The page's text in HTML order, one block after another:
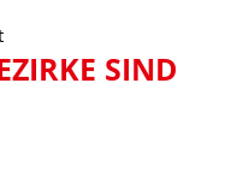
SIND